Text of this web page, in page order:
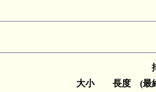
大小 長度 (最